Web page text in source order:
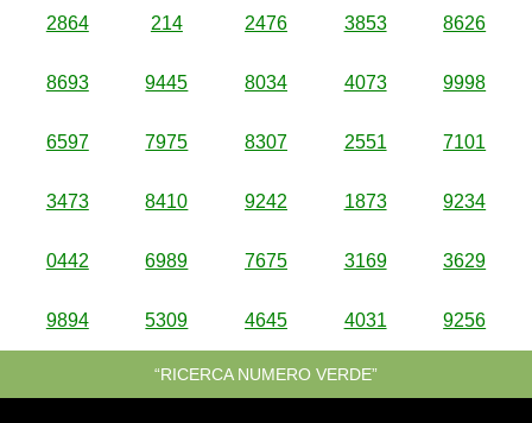
2864 214 2476 3853 8626
8693 9445 8034 4073 9998
6597 7975 8307 2551 7101
3473 8410 9242 1873 9234
0442 6989 7675 3169 3629
9894 5309 4645 4031 9256
“RICERCA NUMERO VERDE”